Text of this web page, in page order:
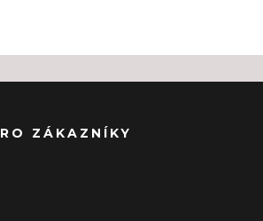
ZÁKAZNÍKY